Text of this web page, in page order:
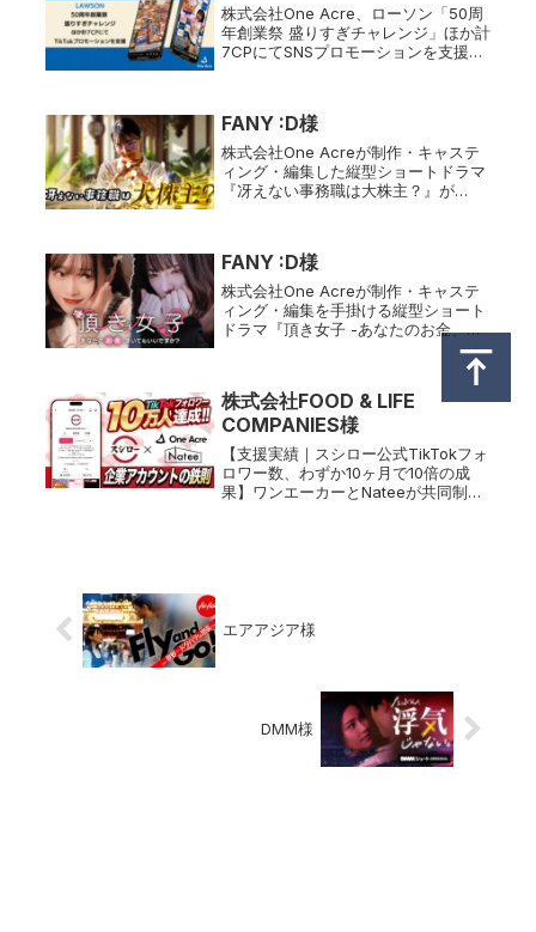
株式会社One Acre、ローソン「50周
年創業祭 盛りすぎチャレンジ」ほか計
7CPにてSNSプロモーションを支援株
億9千万再生を超...
FANY :D様
株式会社One Acreが制作・キャステ
ィング・編集した縦型ショートドラマ
『冴えない事務職は大株主？』が
を描く注目作をお見逃しなく！
FANY :D様
株式会社One Acreが制作・キャステ
ィング・編集を手掛ける縦型ショート
ドラマ『頂き女子 -あなたのお金、頂
いてもいいですか？-』がFANY :Dで配
信開始！ホストに依存し「おじ」から
大金を巻き上げるヒロインの成り上が
り劇。衝撃のストーリーをお見逃しな
く！
株式会社FOOD & LIFE
COMPANIES様
【支援実績｜スシロー公式TikTokフォ
ロワー数、わずか10ヶ月で10倍の成
果】ワンエーカーとNateeが共同制作
エアアジア様
DMM様